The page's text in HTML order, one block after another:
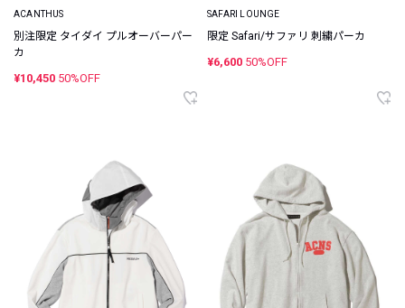
ACANTHUS
別注限定 タイダイ プルオーバーパー
カ
¥10,450 50%OFF
SAFARI LOUNGE
限定 Safari/サファリ 刺繍パーカ
¥6,600 50%OFF